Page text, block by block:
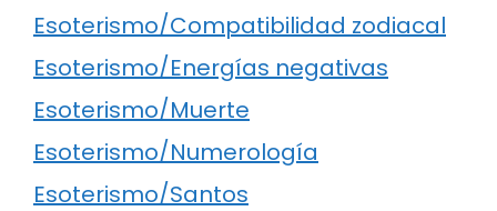
Esoterismo/Compatibilidad zodiacal
Esoterismo/Energías negativas
Esoterismo/Muerte
Esoterismo/Numerología
Esoterismo/Santos